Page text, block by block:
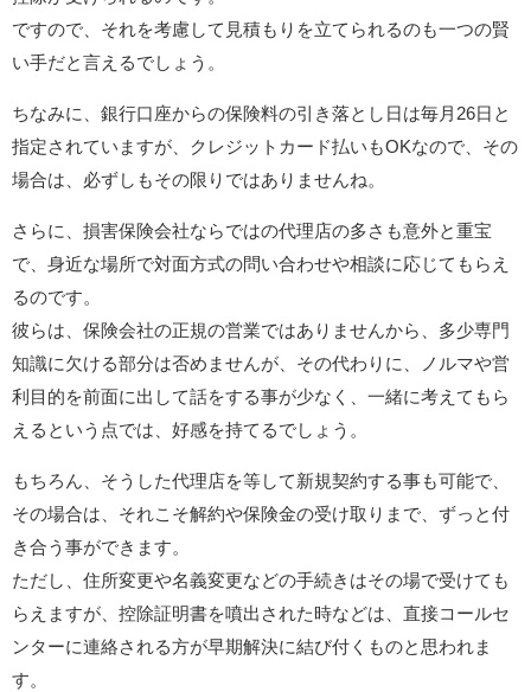
ですので、それを考慮して見積もりを立てられるのも一つの賢
い手だと言えるでしょう。
ちなみに、銀行口座からの保険料の引き落とし日は毎月26日と
指定されていますが、クレジットカード払いもOKなので、その
場合は、必ずしもその限りではありませんね。
さらに、損害保険会社ならではの代理店の多さも意外と重宝
で、身近な場所で対面方式の問い合わせや相談に応じてもらえ
るのです。
彼らは、保険会社の正規の営業ではありませんから、多少専門
知識に欠ける部分は否めませんが、その代わりに、ノルマや営
利目的を前面に出して話をする事が少なく、一緒に考えてもら
えるという点では、好感を持てるでしょう。
もちろん、そうした代理店を等して新規契約する事も可能で、
その場合は、それこそ解約や保険金の受け取りまで、ずっと付
き合う事ができます。
ただし、住所変更や名義変更などの手続きはその場で受けても
らえますが、控除証明書を噴出された時などは、直接コールセ
ンターに連絡される方が早期解決に結び付くものと思われま
す。